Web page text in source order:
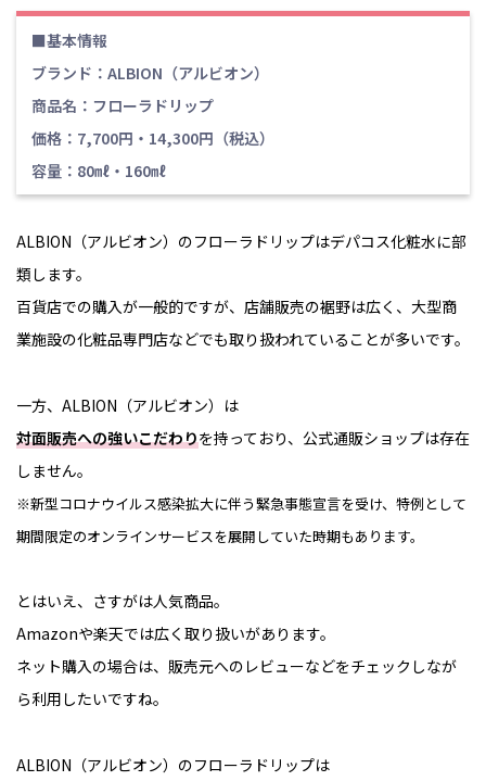
■基本情報
ブランド：ALBION（アルビオン）
商品名：フローラドリップ
価格：7,700円・14,300円（税込）
容量：80㎖・160㎖
ALBION（アルビオン）のフローラドリップはデパコス化粧水に部
類します。
百貨店での購入が一般的ですが、店舗販売の裾野は広く、大型商
業施設の化粧品専門店などでも取り扱われていることが多いです。
一方、ALBION（アルビオン）は
対面販売への強いこだわりを持っており、公式通販ショップは存在
しません。
※新型コロナウイルス感染拡大に伴う緊急事態宣言を受け、特例として
期間限定のオンラインサービスを展開していた時期もあります。
とはいえ、さすがは人気商品。
Amazonや楽天では広く取り扱いがあります。
ネット購入の場合は、販売元へのレビューなどをチェックしなが
ら利用したいですね。
ALBION（アルビオン）のフローラドリップは